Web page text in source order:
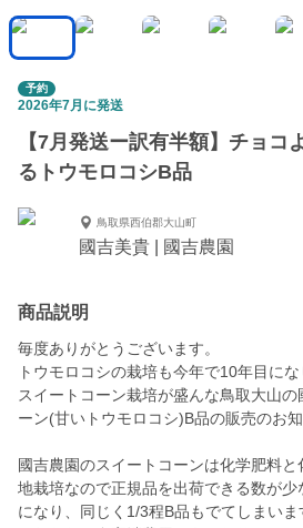
予約
2026年7月に発送
【7月発送ー訳有半額】チョコ
るトウモロコシB品
鳥取県西伯郡大山町
國吉美貴 | 國吉農園
商品説明
毎度ありがとうございます。
トウモロコシの栽培も今年で10年目にな
スイートコーン栽培が盛んな鳥取大山
ーン(甘いトウモロコシ)B品の販売のお
國吉農園のスイートコーンは化学肥料
地栽培なので正規品を出荷できる数が少
になり、同じく1/3程B品もでてしまい